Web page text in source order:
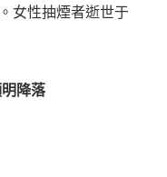
女性抽煙者逝世于
降落